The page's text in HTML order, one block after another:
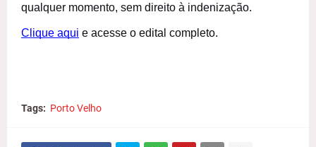
qualquer momento, sem direito à indenização.
Clique aqui e acesse o edital completo.
Tags: Porto Velho